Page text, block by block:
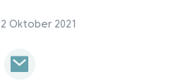
Oktober 2021